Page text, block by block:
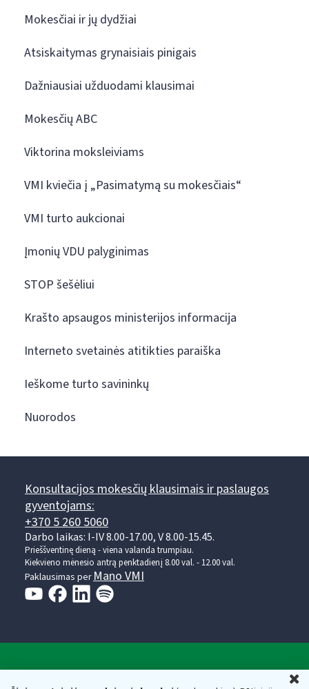
Mokesčiai ir jų dydžiai
Atsiskaitymas grynaisiais pinigais
Dažniausiai užduodami klausimai
Mokesčių ABC
Viktorina moksleiviams
VMI kviečia į „Pasimatymą su mokesčiais“
VMI turto aukcionai
Įmonių VDU palyginimas
STOP šešėliui
Krašto apsaugos ministerijos informacija
Interneto svetainės atitikties paraiška
Ieškome turto savininkų
Nuorodos
Konsultacijos mokesčių klausimais ir paslaugos
gyventojams:
+370 5 260 5060
Darbo laikas: I-IV 8.00-17.00, V 8.00-15.45.
Prieššventinę dieną - viena valanda trumpiau.
Kiekvieno mėnesio antrą penktadienį 8.00 val. - 12.00 val.
Paklausimas perMano VMI
Valstybinė mokesčių inspekcija prie Lietuvos